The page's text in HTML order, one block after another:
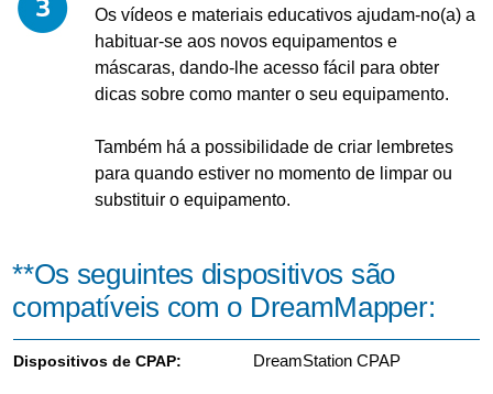
Os vídeos e materiais educativos ajudam-no(a) a
habituar-se aos novos equipamentos e
máscaras, dando-lhe acesso fácil para obter
dicas sobre como manter o seu equipamento.
Também há a possibilidade de criar lembretes
para quando estiver no momento de limpar ou
substituir o equipamento.
**Os seguintes dispositivos são
compatíveis com o DreamMapper:
DreamStation CPAP